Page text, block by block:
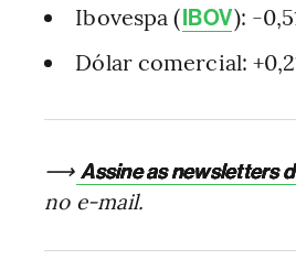
Ibovespa (IBOV): -
Dólar comercial:
⟶ Assine as newsletters
no e-mail.